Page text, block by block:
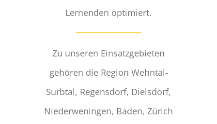
Lernenden optimiert.
Zu unseren Einsatzgebieten
gehören die Region Wehntal-
Surbtal, Regensdorf, Dielsdorf,
Niederweningen, Baden, Zürich